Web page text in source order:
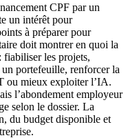
CPF par un
un intérêt pour
à préparer pour
doit montrer en quoi la
les projets,
portefeuille, renforcer la
ou mieux exploiter l’IA.
l’abondement employeur
selon le dossier. La
du budget disponible et